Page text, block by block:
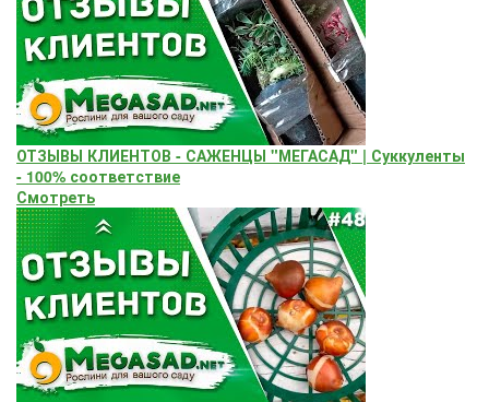
ОТЗЫВЫ КЛИЕНТОВ - САЖЕНЦЫ "МЕГАСАД" | Суккуленты
- 100% соответствие
Смотреть